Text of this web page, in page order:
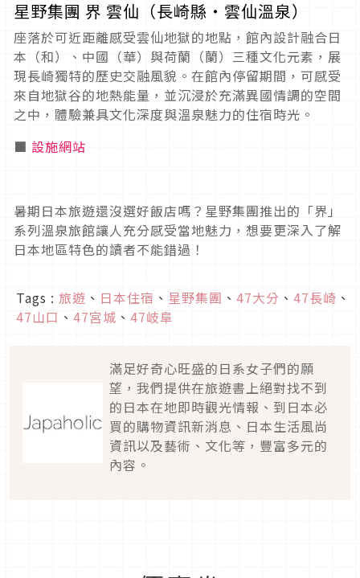
星野集團 界 雲仙（長崎縣・雲仙溫泉）
座落於可近距離感受雲仙地獄的地點，館內設計融合日
本（和）、中國（華）與荷蘭（蘭）三種文化元素，展
現長崎獨特的歷史交融風貌。在館內停留期間，可感受
來自地獄谷的地熱能量，並沉浸於充滿異國情調的空間
之中，體驗兼具文化深度與溫泉魅力的住宿時光。
■ 設施網站
暑期日本旅遊還沒選好飯店嗎？星野集團推出的「界」
系列溫泉旅館讓人充分感受當地魅力，想要更深入了解
日本地區特色的讀者不能錯過！
Tags : 旅遊 、 日本住宿 、 星野集團 、 47大分 、 47長崎 、
47山口 、 47宮城 、 47岐阜
滿足好奇心旺盛的日系女子們的願
望，我們提供在旅遊書上絕對找不到
的日本在地即時觀光情報、到日本必
買的購物資訊新消息、日本生活風尚
資訊以及藝術、文化等，豐富多元的
內容。